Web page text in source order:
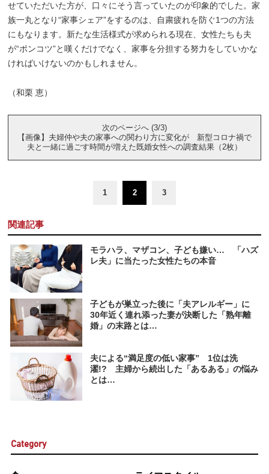
せていただいた方が、口々にそう言っていたのが印象的でした。家
族一丸となり“家事シェア”をするのは、自粛疲れを防ぐ1つの方法
にもなります。新たな生活様式が求められる現在、女性たちも夫
が“ポンコツ”と嘆くだけでなく、家事を分担する努力をしていかな
ければいけないのかもしれません。
（和栗 恵）
次のページへ (3/3)
【画像】夫婦仲や夫の家事への関わり方に変化が 新型コロナ禍で
夫と一緒に過ごす時間が増えた既婚女性への調査結果（2枚）
1 2 3
関連記事
モラハラ、マザコン、子ども嫌い… 「ハズ
レ夫」に当たった女性たちの本音
子どもが巣立った後に「夫アレルギー」に
30年近く連れ添った妻が決断した「熟年離
婚」の末路とは…
夫による“満足度の低い家事” 1位は洗
濯!? 主婦から続出した「あるある」の悩み
とは…
Category